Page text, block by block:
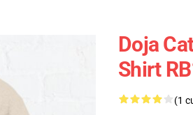
Doja
Shirt
(1